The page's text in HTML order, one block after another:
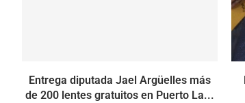
Entrega diputada Jael Argüelles más
de 200 lentes gratuitos en Puerto La...